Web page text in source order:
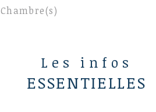
Chambre(s)
Les infos
ESSENTIELLES